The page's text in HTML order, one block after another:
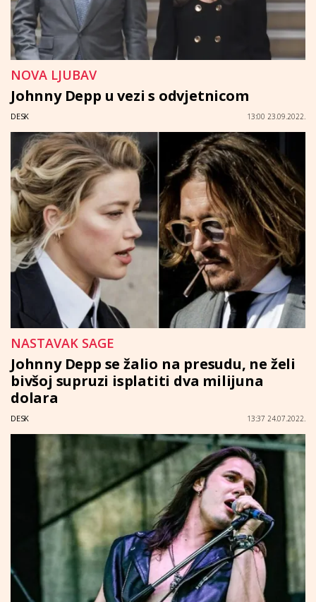
NOVA LJUBAV
Johnny Depp u vezi s odvjetnicom
DESK 13:00 23.09.2022.
NASTAVAK SAGE
Johnny Depp se žalio na presudu, ne želi
bivšoj supruzi isplatiti dva milijuna
dolara
DESK 13:37 24.07.2022.